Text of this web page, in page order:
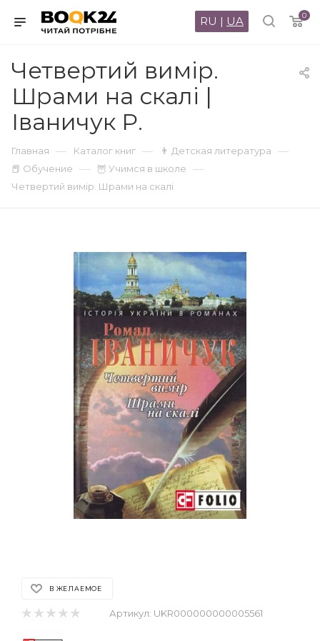
0
RU | UA
Четвертий вимір.
Шрами на скалі |
Іваничук Р.
Главная — Каталог книг — 👨 Детская литература —
📕 Обучение — 🦉 Учимся в школе —
Четвертий вимір. Шрами на скалі
В ЖЕЛАЕМОЕ
Артикул: UKR000000000005561